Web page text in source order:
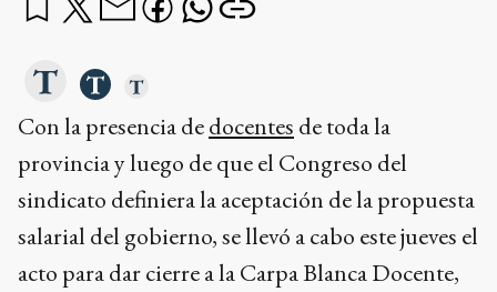
Con la presencia dedocentes de toda la
provincia y luego de que el Congreso del
sindicato definiera la aceptación de la propuesta
salarial del gobierno, se llevó a cabo este jueves el
acto para dar cierre a la Carpa Blanca Docente,